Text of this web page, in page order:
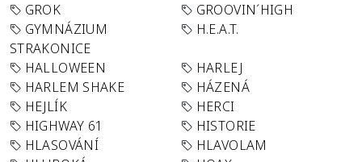
GROK
GROOVIN´HIGH
GYMNÁZIUM
STRAKONICE
H.E.A.T.
HALLOWEEN
HARLEJ
HARLEM SHAKE
HÁZENÁ
HEJLÍK
HERCI
HIGHWAY 61
HISTORIE
HLASOVÁNÍ
HLAVOLAM